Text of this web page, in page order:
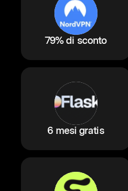
79% di sconto
6 mesi gratis